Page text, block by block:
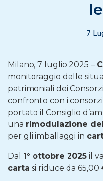
7
Milano, 7 luglio 2025 –
monitoraggio delle
patrimoniali dei
confronto con i consorzi
portato il Consiglio
una rimodulazione
per gli imballaggi in
Dal 1° ottobre 2025 il
carta si riduce da 65,00